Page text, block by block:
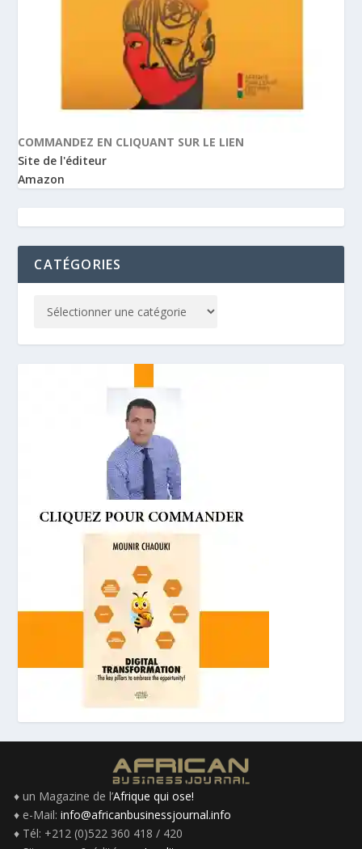
COMMANDEZ EN CLIQUANT SUR LE LIEN
Site de l'éditeur
Amazon
CATÉGORIES
♦ un Magazine de l’Afrique qui ose!
♦ e-Mail: info@africanbusinessjournal.info
♦ Tél: +212 (0)522 360 418 / 420